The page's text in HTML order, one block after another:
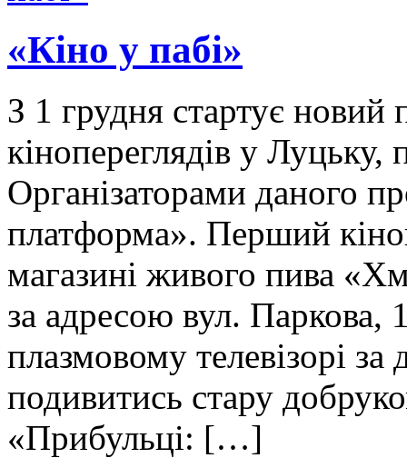
«Кіно у пабі»
З 1 грудня стартує новий
кінопереглядів у Луцьку,
Організаторами даного
платформа». Перший
магазині живого пива
за адресою вул.
плазмовому телевізорі
подивитись стару
«Прибульці: […]